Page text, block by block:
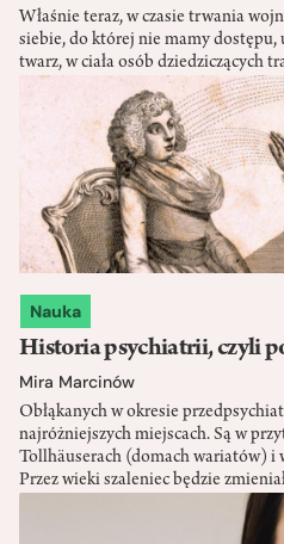
Właśnie teraz, w czasie trwania
siebie, do której nie mamy
twarz, w ciała osób dziedziczących
Nauka
Historia psychiatrii, czyli
Mira Marcinów
Obłąkanych w okresie
najróżniejszych miejscach. Są w
Tollhäuserach (domach wariatów) i
Przez wieki szaleniec będzie